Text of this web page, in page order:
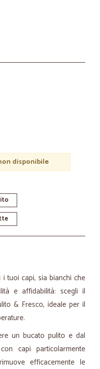
disponibile
tuoi capi, sia bianchi che
e affidabilità: scegli il
& Fresco, ideale per il
un bucato pulito e dal
capi particolarmente
efficacemente le